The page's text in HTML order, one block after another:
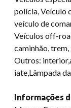
polícia, Veículo
veículo de
Veículos off-
caminhão,
Outros:
iate,Lâmpada
Informações